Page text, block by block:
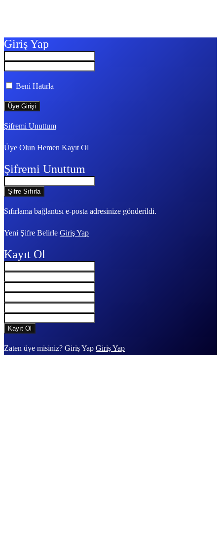
Giriş Yap
Beni Hatırla
Şifremi Unuttum
Üye Olun Hemen Kayıt Ol
Şifremi Unuttum
Sıfırlama bağlantısı e-posta adresinize gönderildi.
Yeni Şifre Belirle Giriş Yap
Kayıt Ol
Zaten üye misiniz? Giriş Yap Giriş Yap